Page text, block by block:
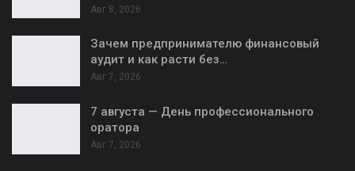
Авг 8, 2026
Зачем предпринимателю финансовый
аудит и как расти без…
Авг 7, 2026
7 августа — День профессионального
оратора
Авг 7, 2026